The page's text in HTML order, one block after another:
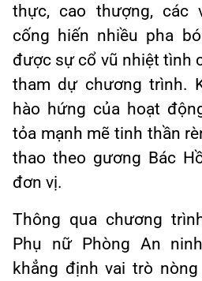
thực, cao thượng, các
cống hiến nhiều pha
được sự cổ vũ nhiệt tình
tham dự chương trình.
hào hứng của hoạt
tỏa mạnh mẽ tinh thần
thao theo gương Bác
đơn vị.
Thông qua chương
Phụ nữ Phòng An
khẳng định vai trò